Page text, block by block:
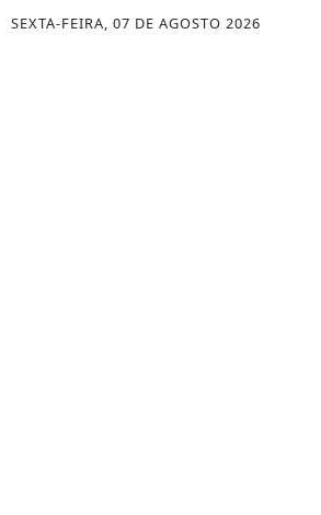
SEXTA-FEIRA, 07 DE AGOSTO 2026